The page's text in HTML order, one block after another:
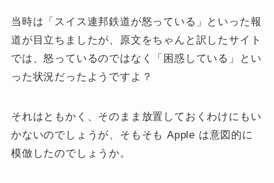
当時は「スイス連邦鉄道が怒っている」といった報
道が目立ちましたが、原文をちゃんと訳したサイト
では、怒っているのではなく「困惑している」とい
った状況だったようですよ？
それはともかく、そのまま放置しておくわけにもい
かないのでしょうが、そもそも Apple は意図的に
模倣したのでしょうか。